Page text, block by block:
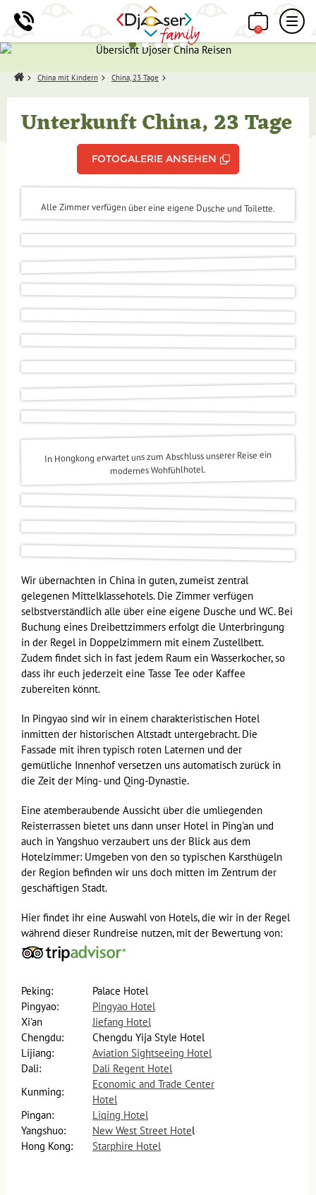
0
Home China mit Kindern China, 23 Tage
Unterkunft China, 23 Tage
FOTOGALERIE ANSEHEN
Alle Zimmer verfügen über eine eigene Dusche und Toilette.
In Hongkong erwartet uns zum Abschluss unserer Reise ein
modernes Wohfühlhotel.
Wir übernachten in China in guten, zumeist zentral
gelegenen Mittelklassehotels. Die Zimmer verfügen
selbstverständlich alle über eine eigene Dusche und WC. Bei
Buchung eines Dreibettzimmers erfolgt die Unterbringung
in der Regel in Doppelzimmern mit einem Zustellbett.
Zudem findet sich in fast jedem Raum ein Wasserkocher, so
dass ihr euch jederzeit eine Tasse Tee oder Kaffee
zubereiten könnt.
In Pingyao sind wir in einem charakteristischen Hotel
inmitten der historischen Altstadt untergebracht. Die
Fassade mit ihren typisch roten Laternen und der
gemütliche Innenhof versetzen uns automatisch zurück in
die Zeit der Ming- und Qing-Dynastie.
Eine atemberaubende Aussicht über die umliegenden
Reisterrassen bietet uns dann unser Hotel in Ping'an und
auch in Yangshuo verzaubert uns der Blick aus dem
Hotelzimmer: Umgeben von den so typischen Karsthügeln
der Region befinden wir uns doch mitten im Zentrum der
geschäftigen Stadt.
Hier findet ihr eine Auswahl von Hotels, die wir in der Regel
während dieser Rundreise nutzen, mit der Bewertung von:
Peking:
Palace Hotel
Pingyao:
Pingyao Hotel
Xi'an
Jiefang Hotel
Chengdu:
Chengdu Yija Style Hotel
Lijiang:
Aviation Sightseeing Hotel
Dali:
Dali Regent Hotel
Kunming:
Economic and Trade Center
Hotel
Pingan:
Liqing Hotel
Yangshuo:
New West Street Hotel
Hong Kong:
Starphire Hotel